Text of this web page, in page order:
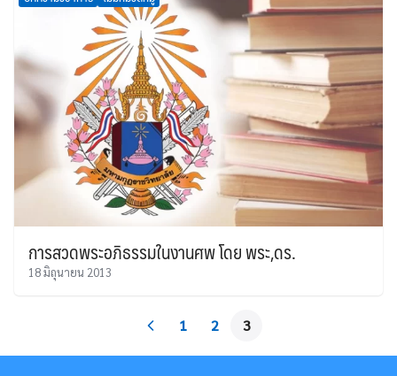
การสวดพระอภิธรรมในงานศพ โดย พระ,ดร.
18 มิถุนายน 2013
1 2 3